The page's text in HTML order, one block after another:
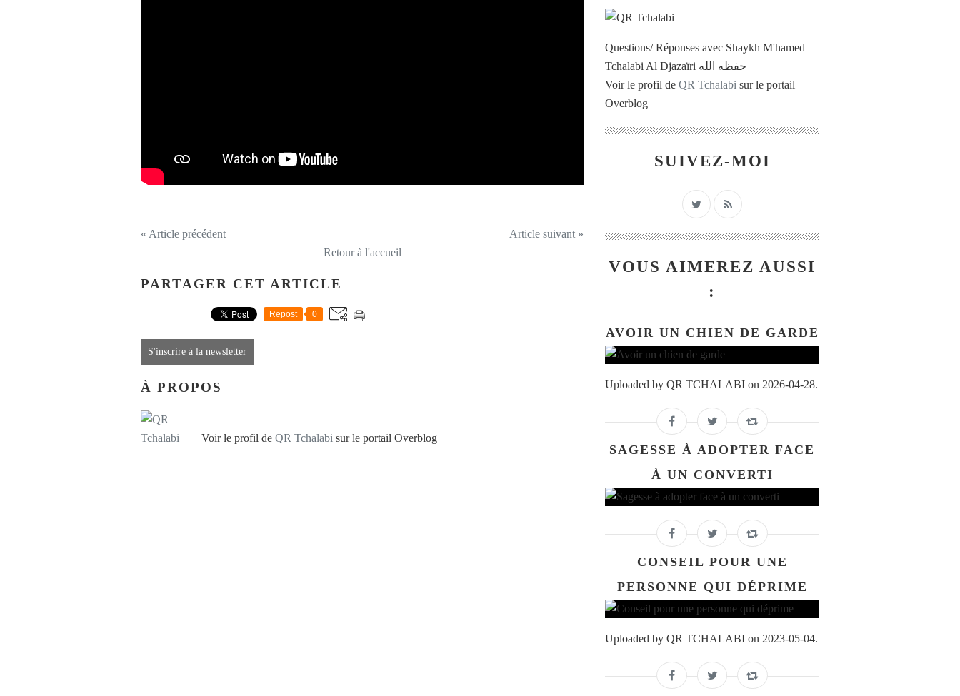
« Article précédent
Article suivant »
Retour à l'accueil
PARTAGER CET ARTICLE
Repost 0
S'inscrire à la newsletter
À PROPOS
Voir le profil de QR Tchalabi sur le portail Overblog
Questions/ Réponses avec Shaykh M'hamed
Tchalabi Al Djazaïri حفظه الله
Voir le profil de QR Tchalabi sur le portail
Overblog
SUIVEZ-MOI
VOUS AIMEREZ AUSSI
:
AVOIR UN CHIEN DE GARDE
Uploaded by QR TCHALABI on 2026-04-28.
SAGESSE À ADOPTER FACE
À UN CONVERTI
CONSEIL POUR UNE
PERSONNE QUI DÉPRIME
Uploaded by QR TCHALABI on 2023-05-04.